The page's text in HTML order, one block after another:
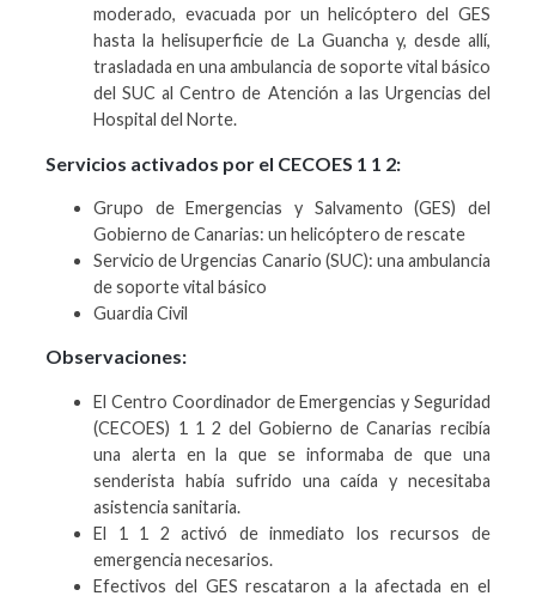
moderado, evacuada por un helicóptero del GES
hasta la helisuperficie de La Guancha y, desde allí,
trasladada en una ambulancia de soporte vital básico
del SUC al Centro de Atención a las Urgencias del
Hospital del Norte.
Servicios activados por el CECOES 1 1 2:
Grupo de Emergencias y Salvamento (GES) del
Gobierno de Canarias: un helicóptero de rescate
Servicio de Urgencias Canario (SUC): una ambulancia
de soporte vital básico
Guardia Civil
Observaciones:
El Centro Coordinador de Emergencias y Seguridad
(CECOES) 1 1 2 del Gobierno de Canarias recibía
una alerta en la que se informaba de que una
senderista había sufrido una caída y necesitaba
asistencia sanitaria.
El 1 1 2 activó de inmediato los recursos de
emergencia necesarios.
Efectivos del GES rescataron a la afectada en el